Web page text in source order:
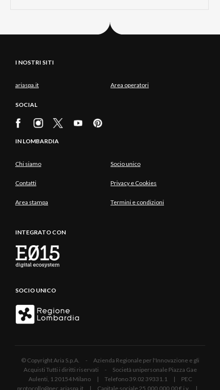
I NOSTRI SITI
ariaspa.it Area operatori
SOCIAL
IN LOMBARDIA
Chi siamo Socio unico
Contatti Privacy e Cookies
Area stampa Termini e condizioni
INTEGRATO CON
SOCIO UNICO
© Copyright Aria S.p.A. - Azienda Regionale per l'Innovazione e gli
Acquisti Tutti i diritti riservati - Società unipersonale Piazza Gae
Aulenti, 1 20154 Milano | Telefono 39.02 39331.1 | PEC
protocollo@pec.ariaspa.it | Capitale sociale 25.000.000,00 € i.v. |